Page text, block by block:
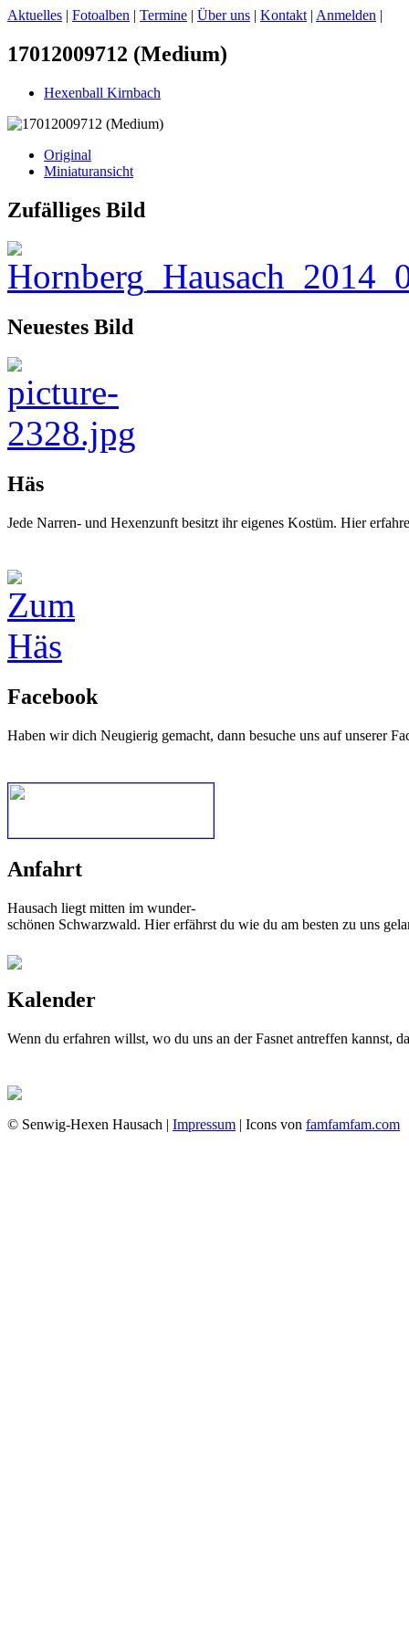
Aktuelles | Fotoalben | Termine | Über uns | Kontakt | Anmelden |
17012009712 (Medium)
Hexenball Kirnbach
Original
Miniaturansicht
Zufälliges Bild
Neuestes Bild
Häs
Jede Narren- und Hexenzunft besitzt ihr eigenes Kostüm. Hier
Facebook
Haben wir dich Neugierig gemacht, dann besuche uns auf unserer
Anfahrt
Hausach liegt mitten im wunder-
schönen Schwarzwald. Hier erfährst du wie du am besten zu uns
Kalender
Wenn du erfahren willst, wo du uns an der Fasnet antreffen kannst,
© Senwig-Hexen Hausach | Impressum | Icons von famfamfam.com